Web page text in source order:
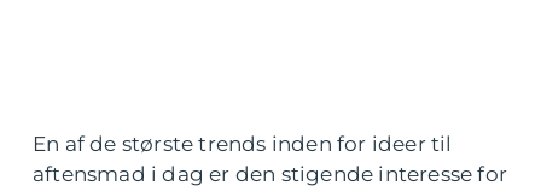
En af de største trends inden for ideer til
aftensmad i dag er den stigende interesse for